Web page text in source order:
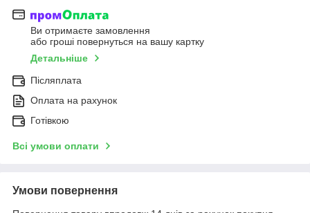
Ви отримаєте замовлення
або гроші повернуться на вашу картку
Детальніше
Післяплата
Оплата на рахунок
Готівкою
Всі умови оплати
Умови повернення